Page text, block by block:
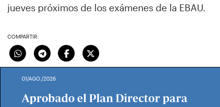
jueves próximos de los exámenes de la EBAU.
COMPARTIR:
01/AGO./2026
Aprobado el Plan Director para